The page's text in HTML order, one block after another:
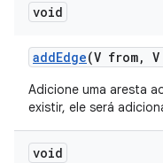
void
addEdge(V from,
Adicione uma aresta
existir, ele será
void